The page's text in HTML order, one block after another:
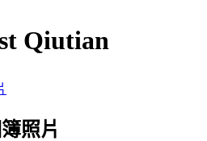
Qiutian
照片